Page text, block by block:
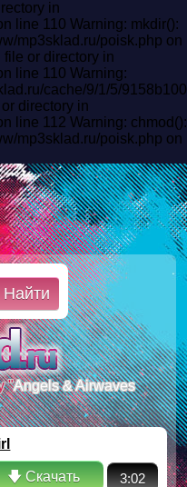
in
line 110 Warning: mkdir():
mp3sklad.ru/poisk.php on
file or directory in
line 110 Warning:
cache/9/1/5/
directory in
line 112 Warning: chmod():
mp3sklad.ru/poisk.php on
Найти
"Angels & Airwaves
🡇 Скачать 3:02